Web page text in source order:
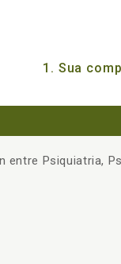
1. Sua
entre Psiquiatria,